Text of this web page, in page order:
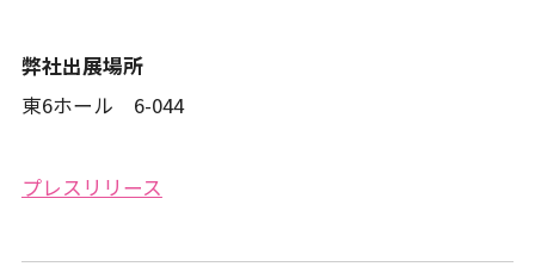
弊社出展場所
東6ホール 6-044
プレスリリース